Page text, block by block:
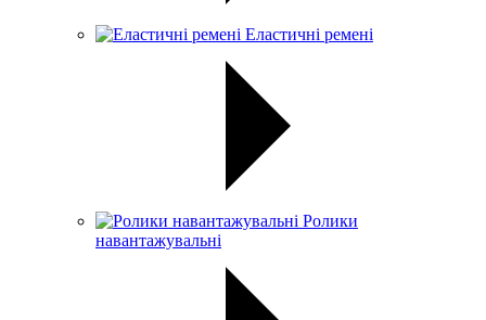
Еластичні ремені
Ролики
навантажувальні